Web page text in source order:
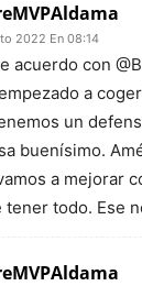
2022 En 08:14
acuerdo con
a
un
buenísimo.
a mejorar
tener todo. Ese